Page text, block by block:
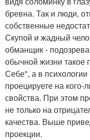
бревна. Так и люди,
собственные
Скупой и жадный
обманщик -
обычной жизни такое
Себе", а в
проецируете на
свойства. При этом
не только на
качества. Выше
проекции.